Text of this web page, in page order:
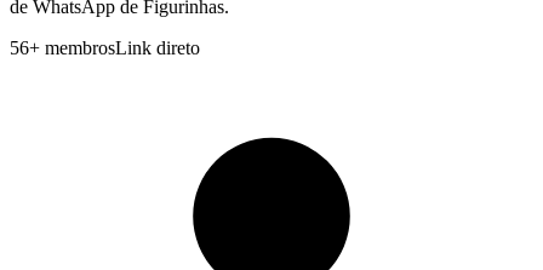
de WhatsApp de Figurinhas.
56+ membrosLink direto